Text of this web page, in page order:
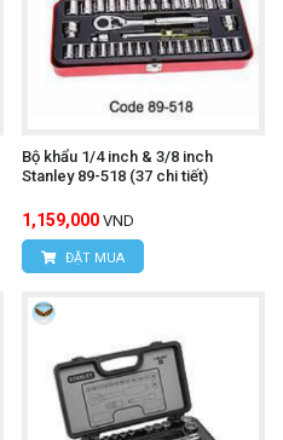
Bộ khẩu 1/4 inch & 3/8 inch
Stanley 89-518 (37 chi tiết)
1,159,000 VND
ĐẶT MUA